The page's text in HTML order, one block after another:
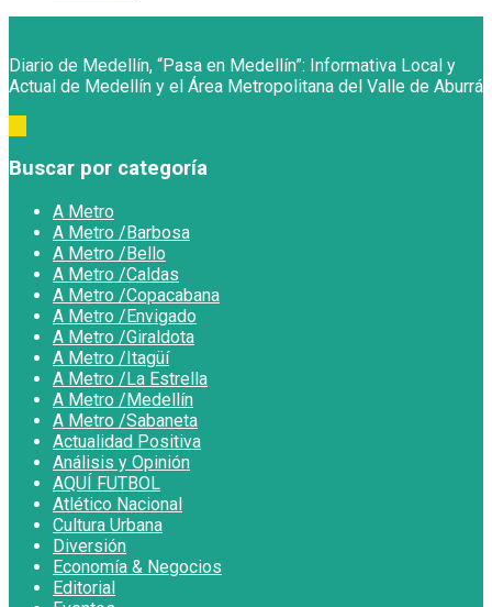
Diario de Medellín, “Pasa en Medellín”: Informativa Local y
Actual de Medellín y el Área Metropolitana del Valle de Aburrá
Buscar por categoría
A Metro
A Metro /Barbosa
A Metro /Bello
A Metro /Caldas
A Metro /Copacabana
A Metro /Envigado
A Metro /Giraldota
A Metro /Itagüí
A Metro /La Estrella
A Metro /Medellín
A Metro /Sabaneta
Actualidad Positiva
Análisis y Opinión
AQUÍ FUTBOL
Atlético Nacional
Cultura Urbana
Diversión
Economía & Negocios
Editorial